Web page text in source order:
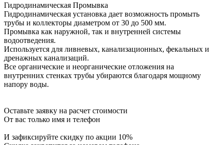
Гидродинамическая Промывка
Гидродинамическая установка дает возможность промыть
трубы и коллекторы диаметром от 30 до 500 мм.
Промывка как наружной, так и внутренней системы
водоотведения.
Используется для ливневых, канализационных, фекальных и
дренажных канализаций.
Все органические и неорганические отложения на
внутренних стенках трубы убираются благодаря мощному
напору воды.
Оставьте заявку на расчет стоимости
От вас только имя и телефон
И зафиксируйте скидку по акции 10%